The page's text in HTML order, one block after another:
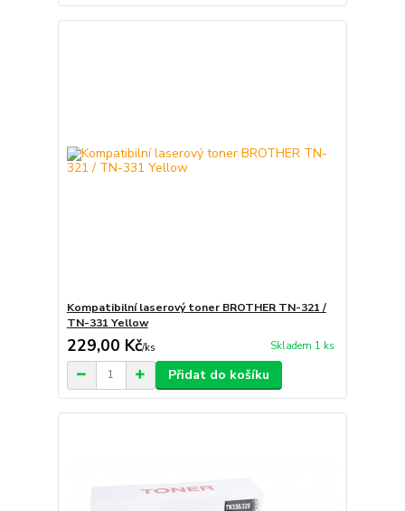
Kompatibilní laserový toner BROTHER TN-321 /
TN-331 Yellow
229,00 Kč/ks Skladem 1 ks
Přidat do košíku